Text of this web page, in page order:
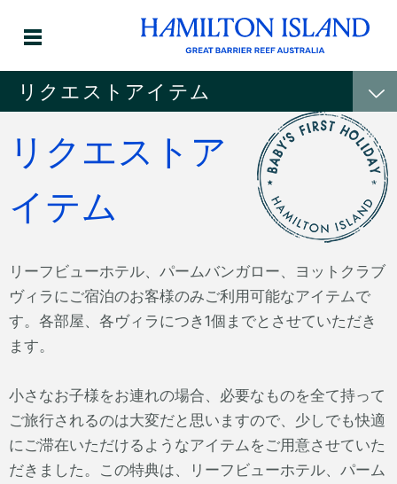
リクエストアイテム
リクエストア
イテム
リーフビューホテル、パームバンガロー、ヨットクラブ
ヴィラにご宿泊のお客様のみご利用可能なアイテムで
す。各部屋、各ヴィラにつき1個までとさせていただき
ます。
小さなお子様をお連れの場合、必要なものを全て持って
ご旅行されるのは大変だと思いますので、少しでも快適
にご滞在いただけるようなアイテムをご用意させていた
だきました。この特典は、リーフビューホテル、パーム